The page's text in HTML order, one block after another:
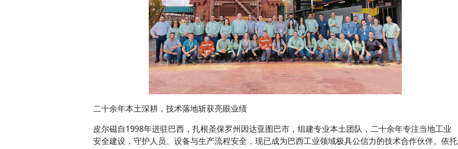
二十余年本土深耕，技术落地斩获亮眼业绩
皮尔磁自1998年进驻巴西，扎根圣保罗州因达亚图巴市，组建专业本土团队，二十余年专注当地工业
安全建设，守护人员、设备与生产流程安全，现已成为巴西工业领域极具公信力的技术合作伙伴。依托